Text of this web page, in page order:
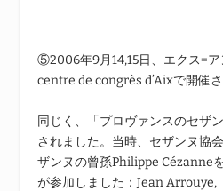
⑤2006年9月14,15日、エクス=
centre de congrès d’Aixで開催さ
同じく、「プロヴァンスのセザ
されました。当時、セザンヌ協
ザンヌの曾孫Philippe Cézanne
が参加しました：Jean